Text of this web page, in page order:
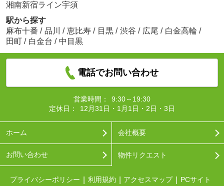
湘南新宿ライン宇須
駅から探す
麻布十番 / 品川 / 恵比寿 / 目黒 / 渋谷 / 広尾 / 白金高輪 /
田町 / 白金台 / 中目黒
電話でお問い合わせ
営業時間：
9:30～19:30
定休日：
12月31日・1月1日・2日・3日
ホーム 会社概要
お問い合わせ 物件リクエスト
プライバシーポリシー 利用規約 アクセスマップ
PCサイト